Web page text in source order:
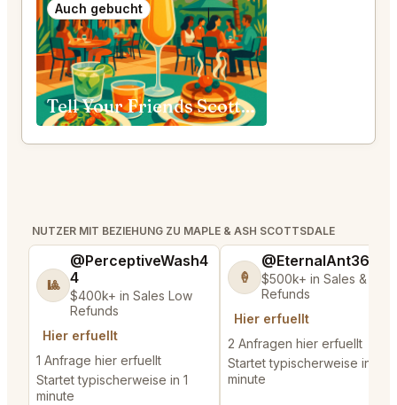
Auch gebucht
Tell Your Friends Scottsdale
NUTZER MIT BEZIEHUNG ZU MAPLE & ASH SCOTTSDALE
🎱
@PerceptiveWash4
4
$400k+ in Sales Low
Refunds
Hier erfuellt
1 Anfrage hier erfuellt
Startet typischerweise in 1
minute
🍦
@EternalAnt36
$500k+ in Sales & Low
Refunds
Hier erfuellt
2 Anfragen hier erfuellt
Startet typischerweise in 1
minute